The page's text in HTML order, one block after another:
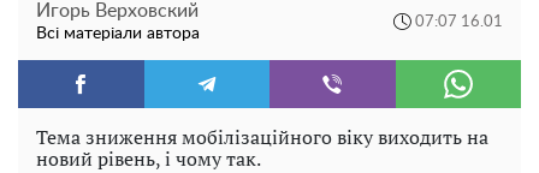
Игорь Верховский
Всі матеріали автора
07:07 16.01
Тема зниження мобілізаційного віку виходить на
новий рівень, і чому так.